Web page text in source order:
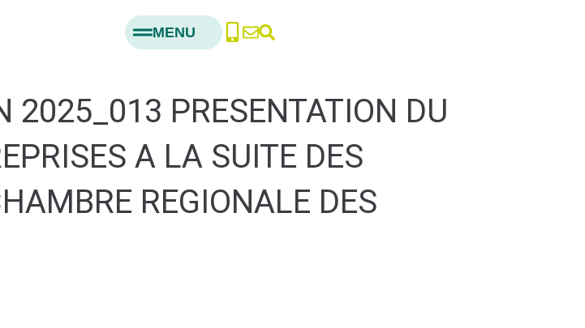
MENU
2025_013 PRESENTATION DU
A LA SUITE DES
REGIONALE DES